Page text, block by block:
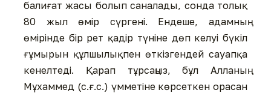
балиғат жасы болып саналады, сонда толық
80 жыл өмір сүргені. Ендеше, адамның
өмірінде бір рет қадір түніне дөп келуі бүкіл
ғұмырын құлшылықпен өткізгендей сауапқа
кенелтеді. Қарап тұрсаңыз, бұл Алланың
Мұхаммед (с.ғ.с.) үмметіне көрсеткен орасан